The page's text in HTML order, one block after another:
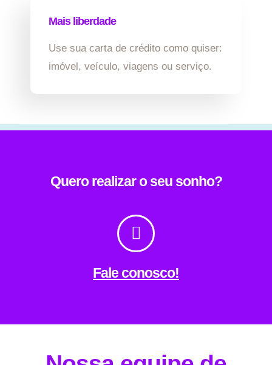
Mais liberdade
Use sua carta de crédito como quiser:
imóvel, veículo, viagens ou serviço.
Quero realizar o seu sonho?
Fale conosco!